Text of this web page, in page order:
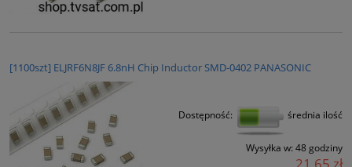
[1100szt] ELJRF6N8JF 6.8nH Chip Inductor SMD-0402 PANASONIC
Dostępność: średnia ilość
Wysyłka w: 48 godziny
21,65 zł